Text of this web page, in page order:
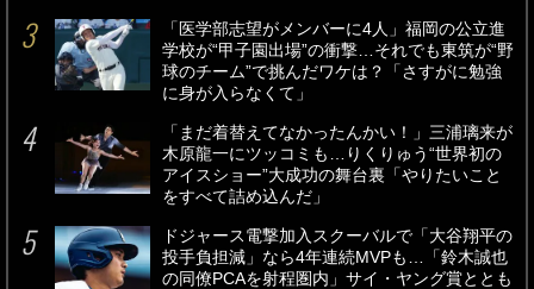
「医学部志望がメンバーに4人」福岡の公立進
学校が“甲子園出場”の衝撃…それでも東筑が“野
球のチーム”で挑んだワケは？「さすがに勉強
に身が入らなくて」
「まだ着替えてなかったんかい！」三浦璃来が
木原龍一にツッコミも…りくりゅう“世界初の
アイスショー”大成功の舞台裏「やりたいこと
をすべて詰め込んだ」
ドジャース電撃加入スクーバルで「大谷翔平の
投手負担減」なら4年連続MVPも…「鈴木誠也
の同僚PCAを射程圏内」サイ・ヤング賞ととも